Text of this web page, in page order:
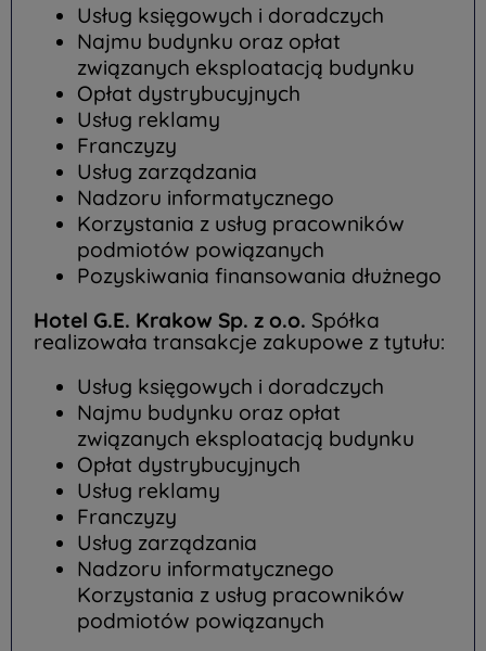
Usług księgowych i doradczych
Najmu budynku oraz opłat
związanych eksploatacją budynku
Opłat dystrybucyjnych
Usług reklamy
Franczyzy
Usług zarządzania
Nadzoru informatycznego
Korzystania z usług pracowników
podmiotów powiązanych
Pozyskiwania finansowania dłużnego
Hotel G.E. Krakow Sp. z o.o. Spółka
realizowała transakcje zakupowe z tytułu:
Usług księgowych i doradczych
Najmu budynku oraz opłat
związanych eksploatacją budynku
Opłat dystrybucyjnych
Usług reklamy
Franczyzy
Usług zarządzania
Nadzoru informatycznego
Korzystania z usług pracowników
podmiotów powiązanych